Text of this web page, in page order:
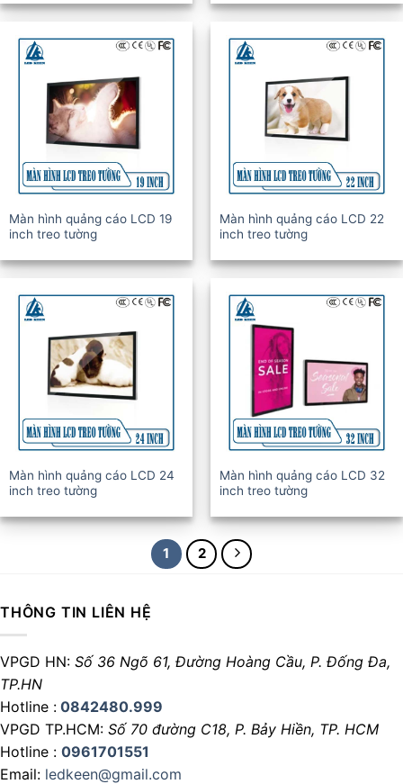
Màn hình quảng cáo LCD 19
inch treo tường
Màn hình quảng cáo LCD 22
inch treo tường
Màn hình quảng cáo LCD 24
inch treo tường
Màn hình quảng cáo LCD 32
inch treo tường
1 2
THÔNG TIN LIÊN HỆ
VPGD HN: Số 36 Ngõ 61, Đường Hoàng Cầu, P. Đống Đa,
TP.HN
Hotline : 0842480.999
VPGD TP.HCM: Số 70 đường C18, P. Bảy Hiền, TP. HCM
Hotline : 0961701551
Email: ledkeen@gmail.com